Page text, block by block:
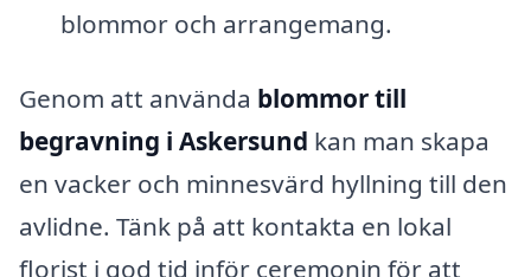
blommor och arrangemang.
Genom att använda blommor till
begravning i Askersund kan man skapa
en vacker och minnesvärd hyllning till den
avlidne. Tänk på att kontakta en lokal
florist i god tid inför ceremonin för att